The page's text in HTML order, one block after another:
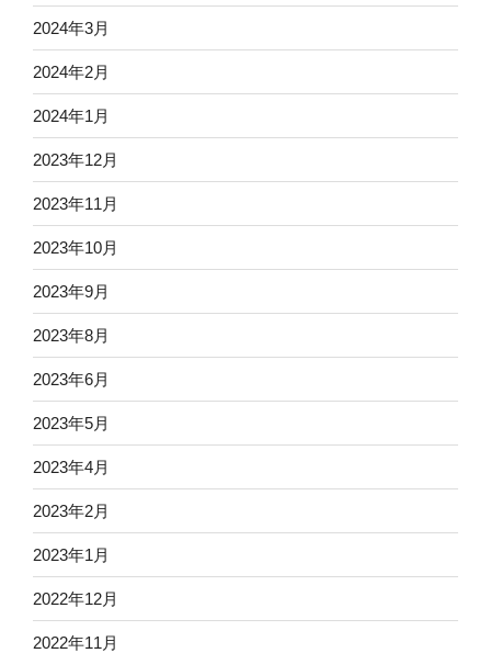
2024年3月
2024年2月
2024年1月
2023年12月
2023年11月
2023年10月
2023年9月
2023年8月
2023年6月
2023年5月
2023年4月
2023年2月
2023年1月
2022年12月
2022年11月